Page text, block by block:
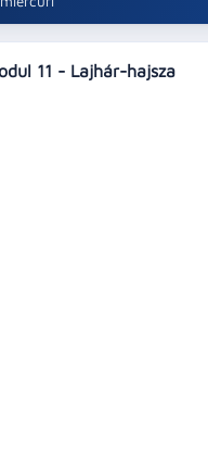
11 - Lajhár-hajsza